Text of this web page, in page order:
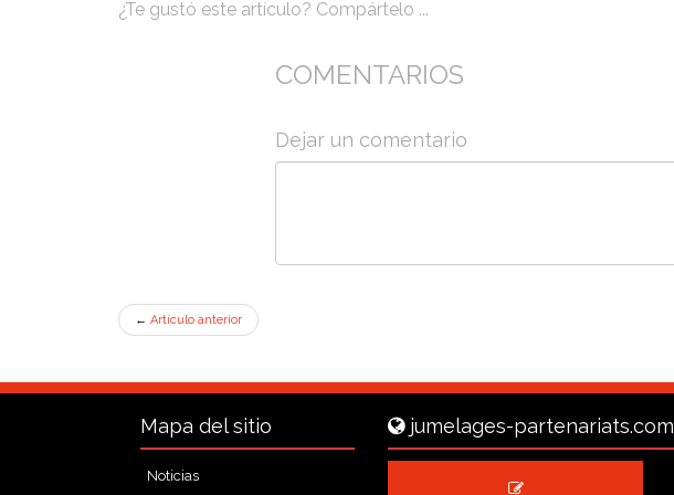
¿Te gustó este artículo? Compártelo ...
COMENTARIOS
Dejar un comentario
← Artículo anterior
Mapa del sitio
Noticias
jumelages-partenariats.com